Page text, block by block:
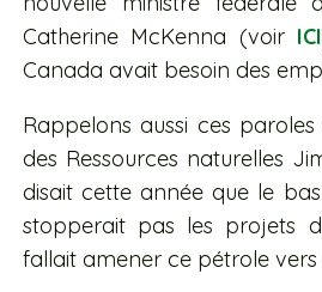
Catherine McKenna (voir ICI
Canada avait besoin des
Rappelons aussi ces
des Ressources naturelles
disait cette année que le
stopperait pas les projets
fallait amener ce pétrole vers